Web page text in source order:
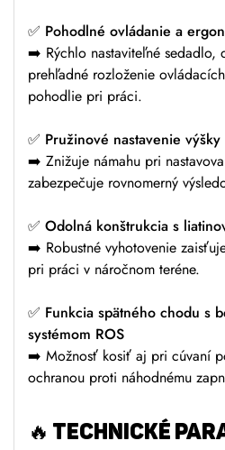
✅ Pohodlné ovládanie a
➡️ Rýchlo nastaviteľné sedadlo,
prehľadné rozloženie
pohodlie pri práci.
✅ Pružinové nastavenie
➡️ Znižuje námahu pri
zabezpečuje rovnomerný
✅ Odolná konštrukcia s
➡️ Robustné vyhotovenie
pri práci v náročnom teréne.
✅ Funkcia spätného chodu s
systémom ROS
➡️ Možnosť kosiť aj pri cúvaní
ochranou proti náhodnému
🔥 TECHNICKÉ